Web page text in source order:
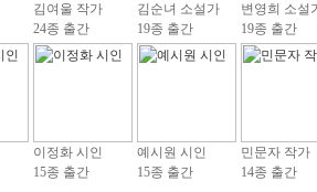
김여울 작가
24종 출간
김순녀 소설가
19종 출간
변영희 소설
19종 출간
이정화 시인
15종 출간
예시원 시인
15종 출간
민문자 작가
14종 출간